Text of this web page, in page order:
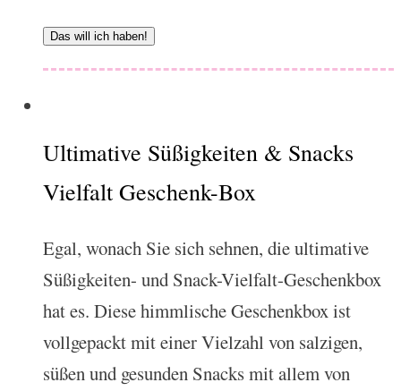
Das will ich haben!
Ultimative Süßigkeiten & Snacks
Vielfalt Geschenk-Box
Egal, wonach Sie sich sehnen, die ultimative
Süßigkeiten- und Snack-Vielfalt-Geschenkbox
hat es. Diese himmlische Geschenkbox ist
vollgepackt mit einer Vielzahl von salzigen,
süßen und gesunden Snacks mit allem von